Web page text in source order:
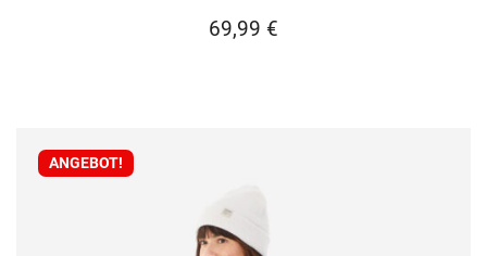
69,99 €
ANGEBOT!